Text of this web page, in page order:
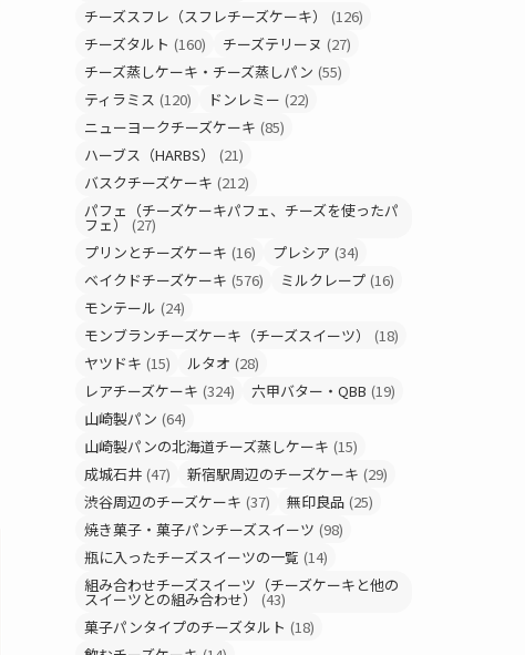
チーズスフレ（スフレチーズケーキ）
(126)
チーズタルト (160) チーズテリーヌ (27)
チーズ蒸しケーキ・チーズ蒸しパン (55)
ティラミス (120) ドンレミー (22)
ニューヨークチーズケーキ (85)
ハーブス（HARBS）
(21)
バスクチーズケーキ (212)
パフェ（チーズケーキパフェ、チーズを使ったパ
フェ） (27)
プリンとチーズケーキ (16) プレシア (34)
ベイクドチーズケーキ (576) ミルクレープ (16)
モンテール (24)
モンブランチーズケーキ（チーズスイーツ）
(18)
ヤツドキ (15) ルタオ (28)
レアチーズケーキ (324) 六甲バター・QBB (19)
山崎製パン (64)
山崎製パンの北海道チーズ蒸しケーキ (15)
成城石井 (47) 新宿駅周辺のチーズケーキ (29)
渋谷周辺のチーズケーキ (37) 無印良品 (25)
焼き菓子・菓子パンチーズスイーツ (98)
瓶に入ったチーズスイーツの一覧 (14)
組み合わせチーズスイーツ（チーズケーキと他の
スイーツとの組み合わせ）
(43)
菓子パンタイプのチーズタルト (18)